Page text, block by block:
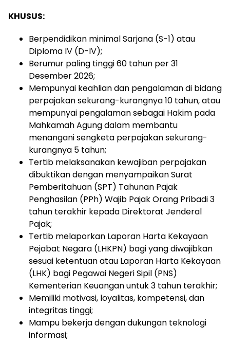
KHUSUS:
Berpendidikan minimalSarjana (S-1) atau
Diploma IV (D-IV);
Berumur paling tinggi60 tahun per 31
Desember 2026;
Mempunyai keahliandan pengalamandi bidang
perpajakansekurang-kurangnya10 tahun,atau
mempunyai pengalamansebagai Hakim pada
MahkamahAgungdalam membantu
menangani sengketa perpajakan sekurang-
kurangnya 5 tahun;
Tertib melaksanakan kewajiban perpajakan
dibuktikandengan menyampaikanSurat
Pemberitahuan (SPT) Tahunan Pajak
Penghasilan (PPh) Wajib PajakOrang Pribadi3
tahun terakhir kepada Direktorat Jenderal
Pajak;
Tertib melaporkan Laporan Harta Kekayaan
Pejabat Negara (LHKPN) bagiyangdiwajibkan
sesuai ketentuanatau Laporan Harta Kekayaan
(LHK) bagi Pegawai NegeriSipil (PNS)
Kementerian Keuangan untuk 3 tahun terakhir;
Memiliki motivasi, loyalitas, kompetensi,dan
integritas tinggi;
Mampu bekerja dengan dukungan teknologi
informasi;